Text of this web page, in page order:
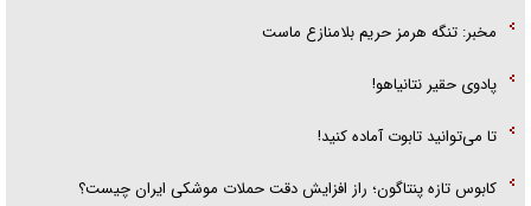
مخبر: تنگه هرمز حریم بلامنازع ماست
پادوی حقیر نتانیاهو!
تا می‌توانید تابوت آماده کنید!
کابوس تازه پنتاگون؛ راز افزایش دقت حملات موشکی ایران چیست؟